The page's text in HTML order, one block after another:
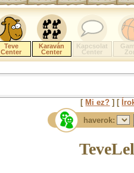
Teve
Center
Karaván
Center
Kapcsolat
Center
[ Mi ez? ] [
haverok: